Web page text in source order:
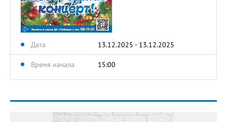
Дата 13.12.2025 - 13.12.2025
Время начала 15:00